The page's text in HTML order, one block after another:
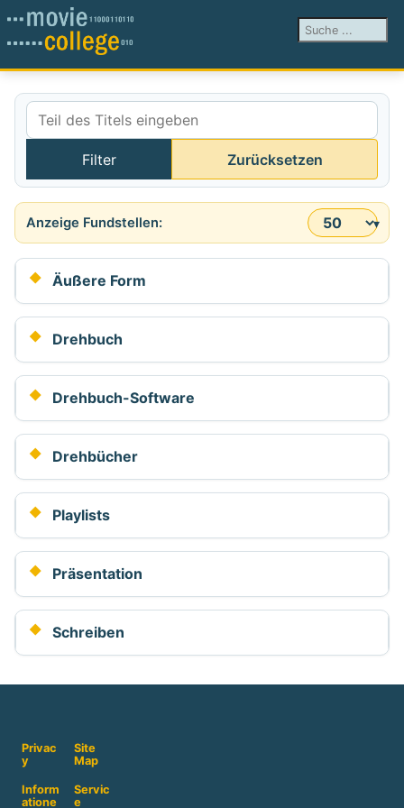
Suchen ...
Teil des Titels eingeben
Filter Zurücksetzen
Anzeige #
Äußere Form
Drehbuch
Drehbuch-Software
Drehbücher
Playlists
Präsentation
Schreiben
Privac
y
Site
Map
Inform
atione
Servic
e